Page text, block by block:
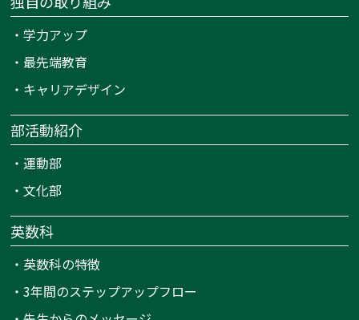
・学力アップ
・最先端教育
・ キャリアデザイン
部活動紹介
・運動部
・文化部
英数科
・ 英数科の特徴
・3年間のステップアップフロー